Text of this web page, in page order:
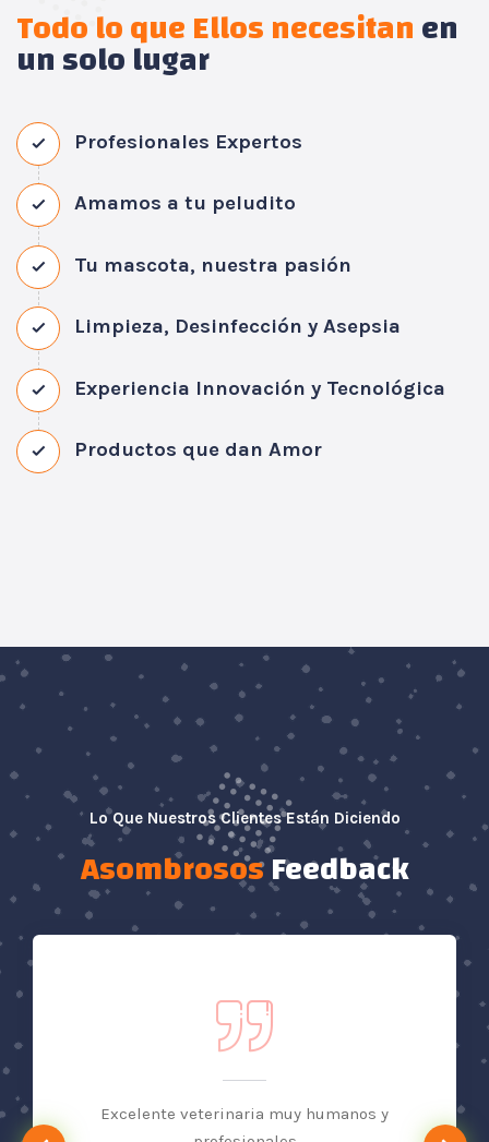
Todo lo que Ellos necesitanen
un solo lugar
Profesionales Expertos
Amamos a tu peludito
Tu mascota, nuestra pasión
Limpieza, Desinfección y Asepsia
Experiencia Innovación y Tecnológica
Productos que dan Amor
Lo Que Nuestros Clientes Están Diciendo
AsombrososFeedback
Excelente veterinaria muy humanos y